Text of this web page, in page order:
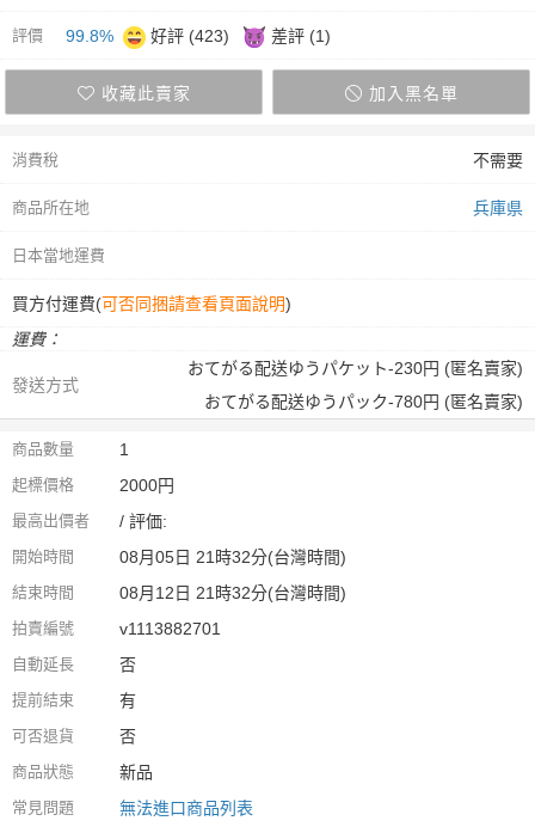
評價 99.8% 好評 (423) 差評 (1)
收藏此賣家 加入黑名單
消費稅 不需要
商品所在地 兵庫県
日本當地運費
買方付運費(可否同捆請查看頁面說明)
運費：
發送方式
おてがる配送ゆうパケット-230円 (匿名賣家)
おてがる配送ゆうパック-780円 (匿名賣家)
商品數量 1
起標價格 2000円
最高出價者 / 評価:
開始時間 08月05日 21時32分(台灣時間)
結束時間 08月12日 21時32分(台灣時間)
拍賣編號 v1113882701
自動延長 否
提前結束 有
可否退貨 否
商品狀態 新品
常見問題
無法進口商品列表